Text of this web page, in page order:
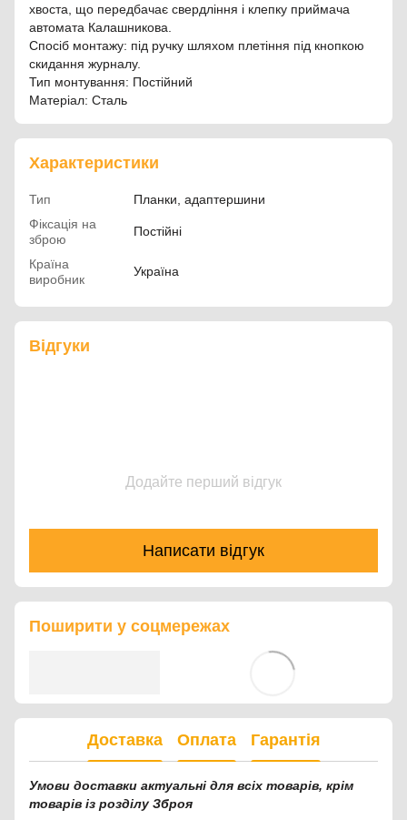
хвоста, що передбачає свердління і клепку приймача
автомата Калашникова.
Спосіб монтажу: під ручку шляхом плетіння під кнопкою
скидання журналу.
Тип монтування: Постійний
Матеріал: Сталь
Характеристики
Тип
Планки, адаптершини
Фіксація на
зброю
Постійні
Країна
виробник
Україна
Відгуки
Додайте перший відгук
Написати відгук
Поширити у соцмережах
Доставка Оплата Гарантія
Умови доставки актуальні для всіх товарів, крім
товарів із розділу Зброя